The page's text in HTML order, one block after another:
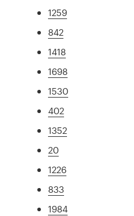
1259
842
1418
1698
1530
402
1352
20
1226
833
1984